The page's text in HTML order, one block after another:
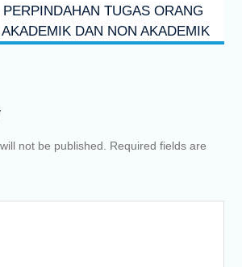
TUGAS ORANG
DAN NON AKADEMIK
not be published. Required fields are